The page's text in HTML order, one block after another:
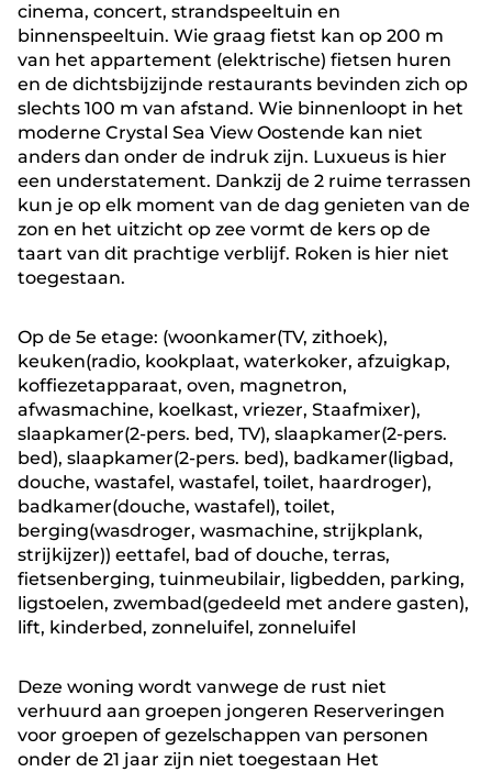
cinema, concert, strandspeeltuin en
binnenspeeltuin. Wie graag fietst kan op 200 m
van het appartement (elektrische) fietsen huren
en de dichtsbijzijnde restaurants bevinden zich op
slechts 100 m van afstand. Wie binnenloopt in het
moderne Crystal Sea View Oostende kan niet
anders dan onder de indruk zijn. Luxueus is hier
een understatement. Dankzij de 2 ruime terrassen
kun je op elk moment van de dag genieten van de
zon en het uitzicht op zee vormt de kers op de
taart van dit prachtige verblijf. Roken is hier niet
toegestaan.
Op de 5e etage: (woonkamer(TV, zithoek),
keuken(radio, kookplaat, waterkoker, afzuigkap,
koffiezetapparaat, oven, magnetron,
afwasmachine, koelkast, vriezer, Staafmixer),
slaapkamer(2-pers. bed, TV), slaapkamer(2-pers.
bed), slaapkamer(2-pers. bed), badkamer(ligbad,
douche, wastafel, wastafel, toilet, haardroger),
badkamer(douche, wastafel), toilet,
berging(wasdroger, wasmachine, strijkplank,
strijkijzer)) eettafel, bad of douche, terras,
fietsenberging, tuinmeubilair, ligbedden, parking,
ligstoelen, zwembad(gedeeld met andere gasten),
lift, kinderbed, zonneluifel, zonneluifel
Deze woning wordt vanwege de rust niet
verhuurd aan groepen jongeren Reserveringen
voor groepen of gezelschappen van personen
onder de 21 jaar zijn niet toegestaan Het